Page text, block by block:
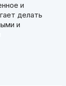
и
делать
и